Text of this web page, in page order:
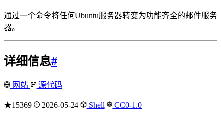
通过一个命令将任何Ubuntu服务器转变为功能齐全的邮件服务
器。
详细信息#
网站 源代码
★15369 2026-05-24 Shell CC0-1.0